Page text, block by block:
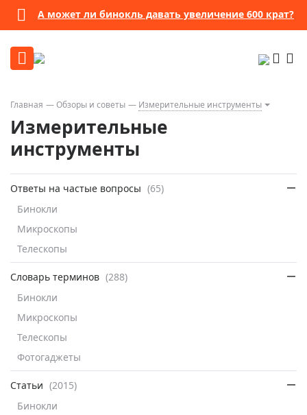
А может ли бинокль давать увеличение 600 крат?
Главная Обзоры и советы Измерительные инструменты
Измерительные
инструменты
Ответы на частые вопросы (65)
Бинокли
Микроскопы
Телескопы
Словарь терминов (288)
Бинокли
Микроскопы
Телескопы
Фотогаджеты
Статьи (2015)
Бинокли